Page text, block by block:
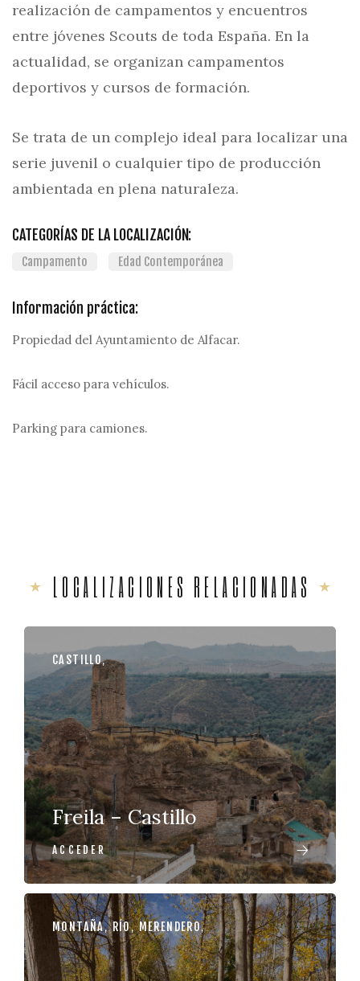
realización de campamentos y encuentros
entre jóvenes Scouts de toda España. En la
actualidad, se organizan campamentos
deportivos y cursos de formación.
Se trata de un complejo ideal para localizar una
serie juvenil o cualquier tipo de producción
ambientada en plena naturaleza.
CATEGORÍAS DE LA LOCALIZACIÓN:
Campamento Edad Contemporánea
Información práctica:
Propiedad del Ayuntamiento de Alfacar.
Fácil acceso para vehículos.
Parking para camiones.
LOCALIZACIONES RELACIONADAS
CASTILLO,
Freila – Castillo
ACCEDER
MONTAÑA,RÍO,MERENDERO,